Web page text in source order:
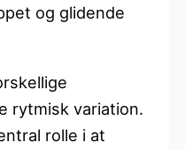
og glidende
rytmisk variation.
rolle i at